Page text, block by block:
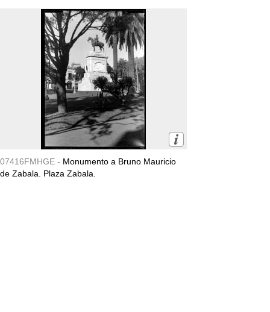
07416FMHGE - Monumento a Bruno Mauricio
de Zabala. Plaza Zabala.